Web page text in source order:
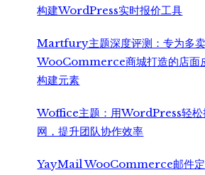
构建WordPress实时报价工具
Martfury主题深度评测：专为多
WooCommerce商城打造的店面
构建元素
Woffice主题：用WordPress轻松
网，提升团队协作效率
YayMail WooCommerce邮件定